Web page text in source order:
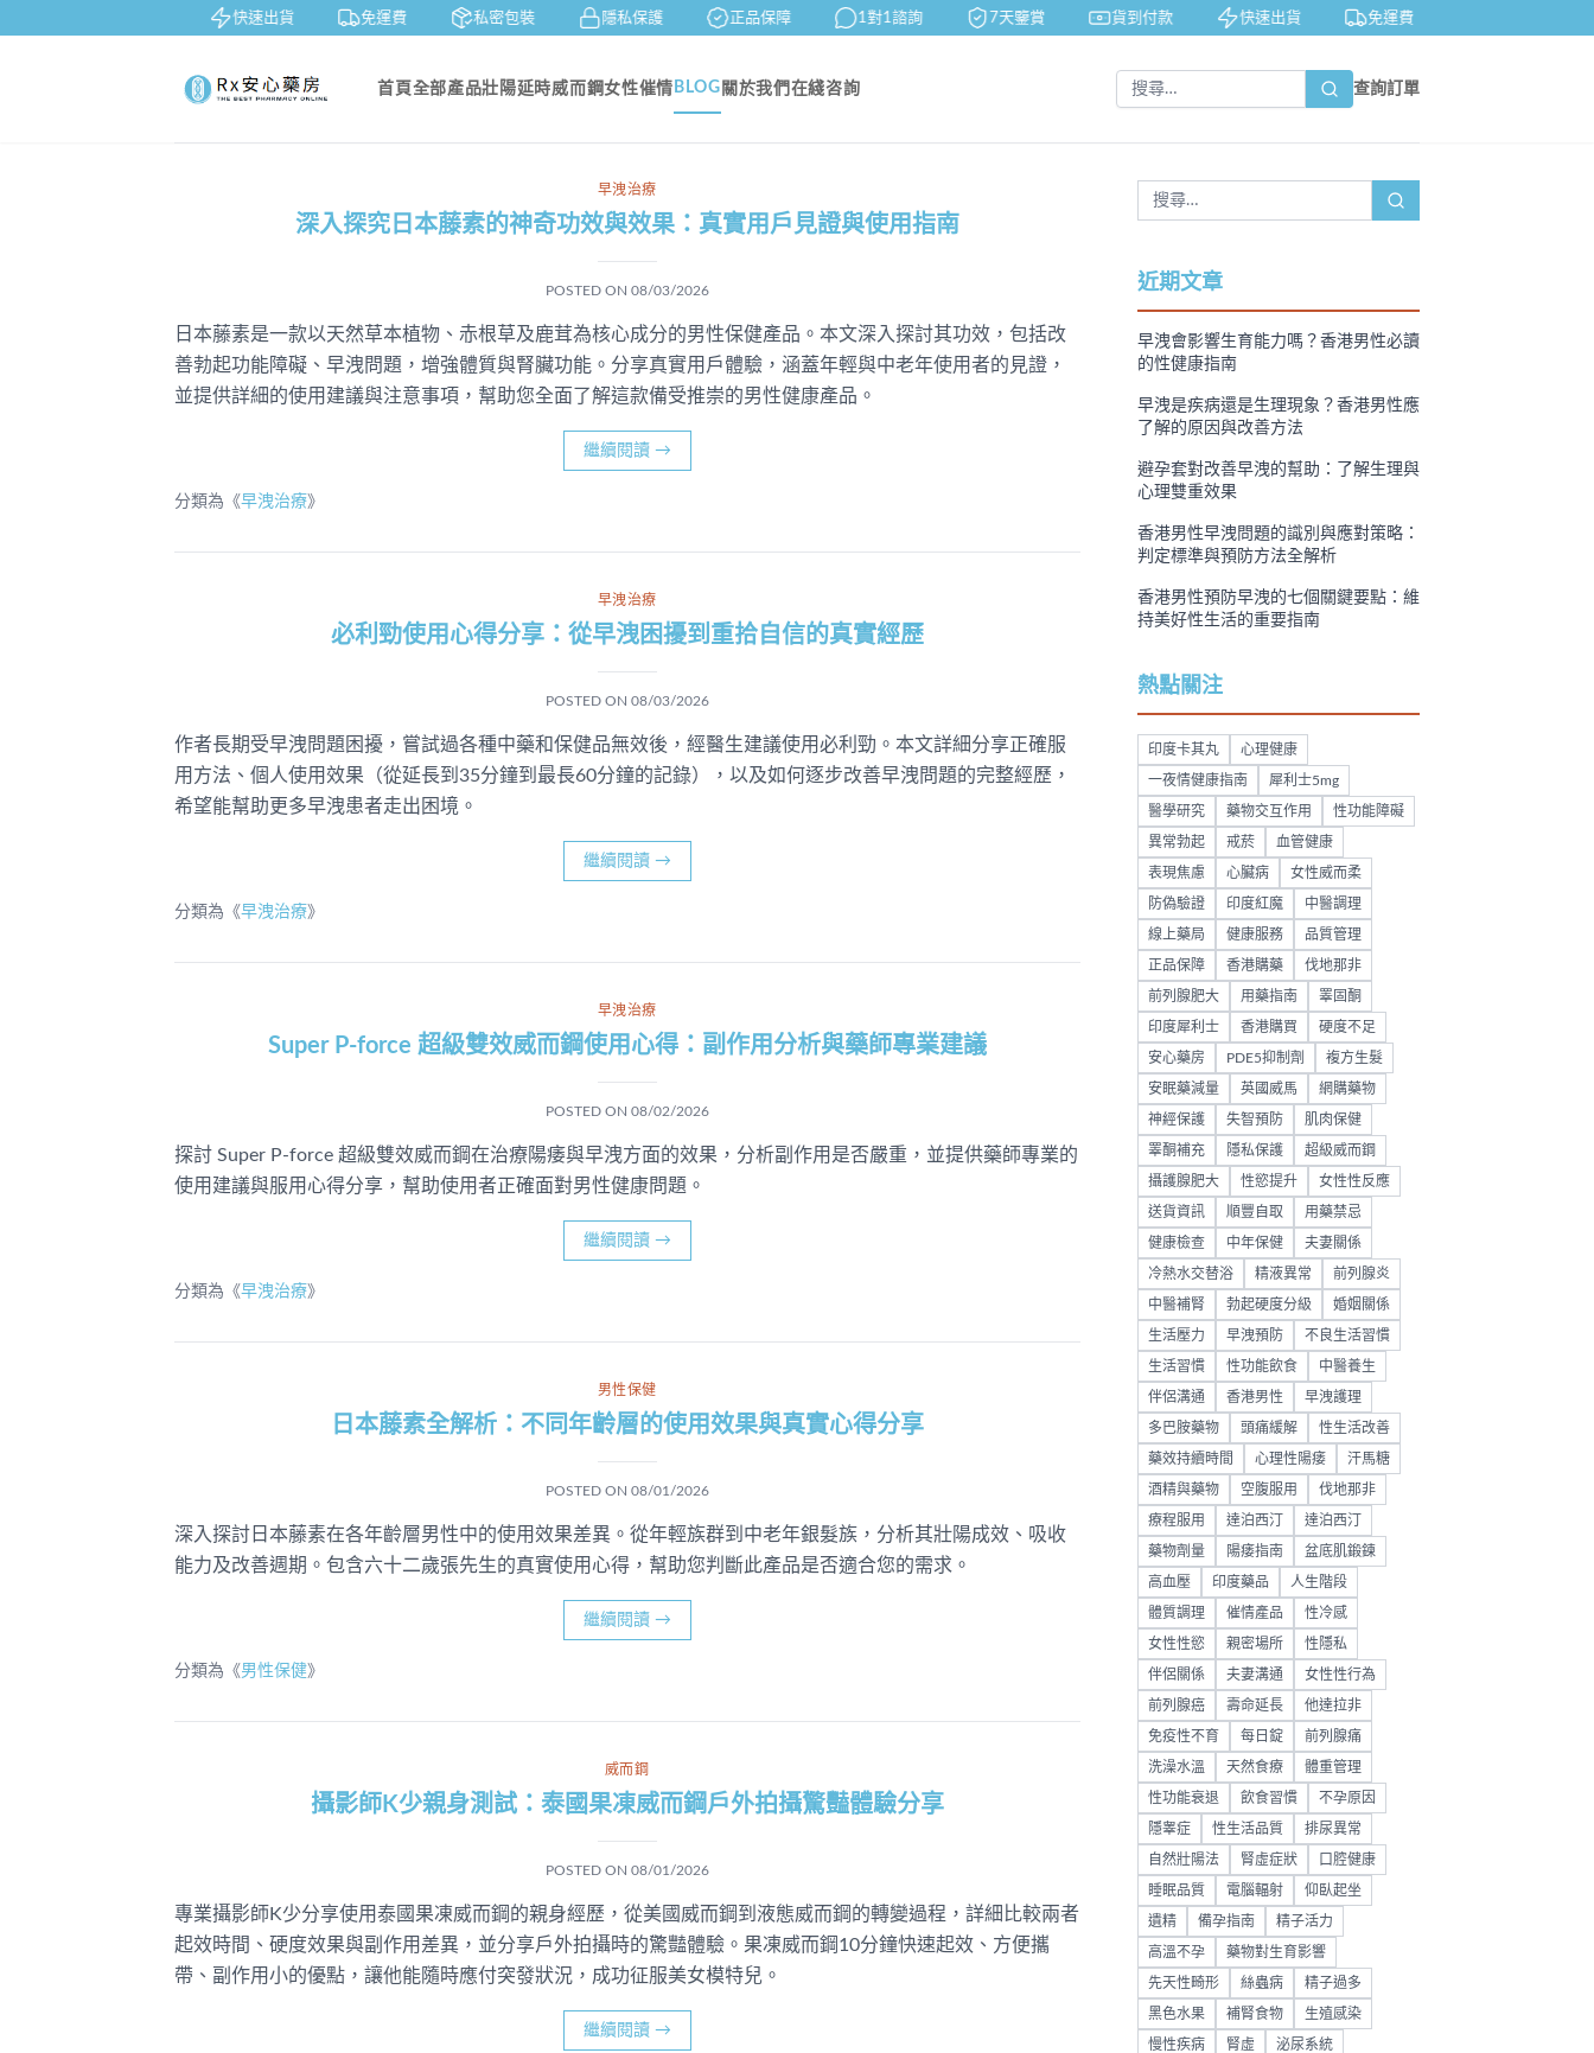
快速出貨 免運費 私密包裝 隱私保護 正品保障 1對1諮詢 7天鑒賞 貨到付款 快速出貨 免運費
首頁全部產品壯陽延時威而鋼女性催情 BLOG 關於我們 在綫咨詢 查詢訂單
早洩治療
深入探究日本藤素的神奇功效與效果：真實用戶見證與使用指南
POSTED ON 08/03/2026
日本藤素是一款以天然草本植物、赤根草及鹿茸為核心成分的男性保健產品。本文深入探討其功效，包括改
善勃起功能障礙、早洩問題，增強體質與腎臟功能。分享真實用戶體驗，涵蓋年輕與中老年使用者的見證，
並提供詳細的使用建議與注意事項，幫助您全面了解這款備受推崇的男性健康產品。
繼續閱讀 →
分類為《早洩治療》
早洩治療
必利勁使用心得分享：從早洩困擾到重拾自信的真實經歷
POSTED ON 08/03/2026
作者長期受早洩問題困擾，嘗試過各種中藥和保健品無效後，經醫生建議使用必利勁。本文詳細分享正確服
用方法、個人使用效果（從延長到35分鐘到最長60分鐘的記錄），以及如何逐步改善早洩問題的完整經歷，
希望能幫助更多早洩患者走出困境。
繼續閱讀 →
分類為《早洩治療》
早洩治療
Super P-force 超級雙效威而鋼使用心得：副作用分析與藥師專業建議
POSTED ON 08/02/2026
探討 Super P-force 超級雙效威而鋼在治療陽痿與早洩方面的效果，分析副作用是否嚴重，並提供藥師專業的
使用建議與服用心得分享，幫助使用者正確面對男性健康問題。
繼續閱讀 →
分類為《早洩治療》
男性保健
日本藤素全解析：不同年齡層的使用效果與真實心得分享
POSTED ON 08/01/2026
深入探討日本藤素在各年齡層男性中的使用效果差異。從年輕族群到中老年銀髮族，分析其壯陽成效、吸收
能力及改善週期。包含六十二歲張先生的真實使用心得，幫助您判斷此產品是否適合您的需求。
繼續閱讀 →
分類為《男性保健》
威而鋼
攝影師K少親身測試：泰國果凍威而鋼戶外拍攝驚豔體驗分享
POSTED ON 08/01/2026
專業攝影師K少分享使用泰國果凍威而鋼的親身經歷，從美國威而鋼到液態威而鋼的轉變過程，詳細比較兩者
起效時間、硬度效果與副作用差異，並分享戶外拍攝時的驚豔體驗。果凍威而鋼10分鐘快速起效、方便攜
帶、副作用小的優點，讓他能隨時應付突發狀況，成功征服美女模特兒。
繼續閱讀 →
近期文章
早洩會影響生育能力嗎？香港男性必讀
的性健康指南
早洩是疾病還是生理現象？香港男性應
了解的原因與改善方法
避孕套對改善早洩的幫助：了解生理與
心理雙重效果
香港男性早洩問題的識別與應對策略：
判定標準與預防方法全解析
香港男性預防早洩的七個關鍵要點：維
持美好性生活的重要指南
熱點關注
印度卡其丸 心理健康
一夜情健康指南 犀利士5mg
醫學研究 藥物交互作用 性功能障礙
異常勃起 戒菸 血管健康
表現焦慮 心臟病 女性威而柔
防偽驗證 印度紅魔 中醫調理
線上藥局 健康服務 品質管理
正品保障 香港購藥 伐地那非
前列腺肥大 用藥指南 睪固酮
印度犀利士 香港購買 硬度不足
安心藥房 PDE5抑制劑 複方生髮
安眠藥減量 英國威馬 網購藥物
神經保護 失智預防 肌肉保健
睪酮補充 隱私保護 超級威而鋼
攝護腺肥大 性慾提升 女性性反應
送貨資訊 順豐自取 用藥禁忌
健康檢查 中年保健 夫妻關係
冷熱水交替浴 精液異常 前列腺炎
中醫補腎 勃起硬度分級 婚姻關係
生活壓力 早洩預防 不良生活習慣
生活習慣 性功能飲食 中醫養生
伴侶溝通 香港男性 早洩護理
多巴胺藥物 頭痛緩解 性生活改善
藥效持續時間 心理性陽痿 汗馬糖
酒精與藥物 空腹服用 伐地那非
療程服用 達泊西汀 達泊西汀
藥物劑量 陽痿指南 盆底肌鍛鍊
高血壓 印度藥品 人生階段
體質調理 催情產品 性冷感
女性性慾 親密場所 性隱私
伴侶關係 夫妻溝通 女性性行為
前列腺癌 壽命延長 他達拉非
免疫性不育 每日錠 前列腺痛
洗澡水溫 天然食療 體重管理
性功能衰退 飲食習慣 不孕原因
隱睾症 性生活品質 排尿異常
自然壯陽法 腎虛症狀 口腔健康
睡眠品質 電腦輻射 仰臥起坐
遺精 備孕指南 精子活力
高溫不孕 藥物對生育影響
先天性畸形 絲蟲病 精子過多
黑色水果 補腎食物 生殖感染
慢性疾病 腎虛 泌尿系統